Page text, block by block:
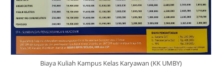
Biaya Kuliah Kampus Kelas Karyawan (KK UMBY)